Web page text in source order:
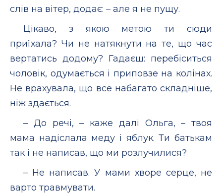
слів на вітер, додає: – але я не пущу.
Цікаво, з якою метою ти сюди
приїхала? Чи не натякнути на те, що час
вертатись додому? Гадаєш: перебіситься
чоловік, одумається і приповзе на колінах.
Не врахувала, що все набагато складніше,
ніж здається.
– До речі, – каже далі Ольга, – твоя
мама надіслала меду і яблук. Ти батькам
так і не написав, що ми розлучилися?
– Не написав. У мами хворе серце, не
варто травмувати.